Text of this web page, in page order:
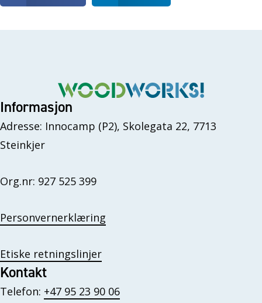
Informasjon
Adresse: Innocamp (P2), Skolegata 22, 7713
Steinkjer
Org.nr: 927 525 399
Personvernerklæring
Etiske retningslinjer
Kontakt
Telefon: +47 95 23 90 06